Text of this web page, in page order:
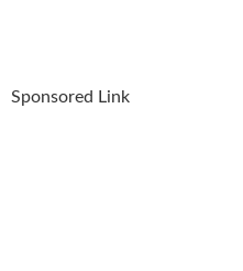
Sponsored Link